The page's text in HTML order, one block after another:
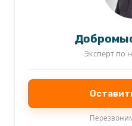
упустите шанс стать
прекрасного дома в
Эксперт по